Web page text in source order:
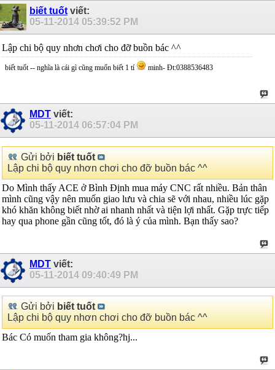
biết tuốt viết:
05-11-2014 05:39:52 PM
Lập chi bộ quy nhơn chơi cho đỡ buồn bác ^^
biết tuốt -- nghĩa là cái gì cũng muốn biết 1 tí minh- Đt:0388536483
MDT viết:
05-11-2014 06:57:04 PM
Gửi bởi biết tuốt
Lập chi bộ quy nhơn chơi cho đỡ buồn bác ^^
Do Mình thấy ACE ở Bình Định mua máy CNC rất nhiều. Bản thân
mình cũng vậy nên muốn giao lưu và chia sẽ với nhau, nhiều lúc gặp
khó khăn không biết nhờ ai nhanh nhất và tiện lợi nhất. Gặp trực tiếp
hay qua phone gần cũng tốt, đó là ý của mình. Bạn thấy sao?
MDT viết:
05-11-2014 09:40:49 PM
Gửi bởi biết tuốt
Lập chi bộ quy nhơn chơi cho đỡ buồn bác ^^
Bác Có muốn tham gia không?hj...